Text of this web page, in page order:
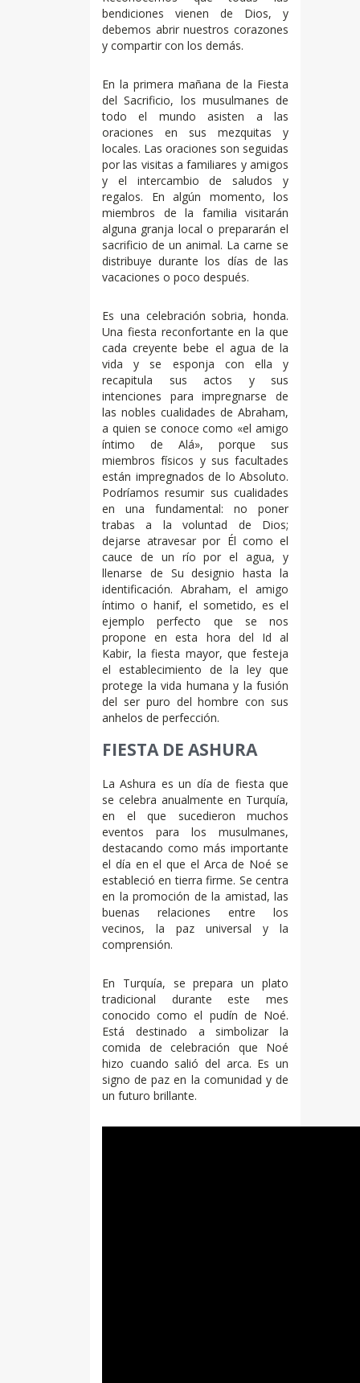
bendiciones vienen de Dios, y
debemos abrir nuestros corazones
y compartir con los demás.
En la primera mañana de la Fiesta
del Sacrificio, los musulmanes de
todo el mundo asisten a las
oraciones en sus mezquitas y
locales. Las oraciones son seguidas
por las visitas a familiares y amigos
y el intercambio de saludos y
regalos. En algún momento, los
miembros de la familia visitarán
alguna granja local o prepararán el
sacrificio de un animal. La carne se
distribuye durante los días de las
vacaciones o poco después.
Es una celebración sobria, honda.
Una fiesta reconfortante en la que
cada creyente bebe el agua de la
vida y se esponja con ella y
recapitula sus actos y sus
intenciones para impregnarse de
las nobles cualidades de Abraham,
a quien se conoce como «el amigo
íntimo de Alá», porque sus
miembros físicos y sus facultades
están impregnados de lo Absoluto.
Podríamos resumir sus cualidades
en una fundamental: no poner
trabas a la voluntad de Dios;
dejarse atravesar por Él como el
cauce de un río por el agua, y
llenarse de Su designio hasta la
identificación. Abraham, el amigo
íntimo o hanif, el sometido, es el
ejemplo perfecto que se nos
propone en esta hora del Id al
Kabir, la fiesta mayor, que festeja
el establecimiento de la ley que
protege la vida humana y la fusión
del ser puro del hombre con sus
anhelos de perfección.
FIESTA DE ASHURA
La Ashura es un día de fiesta que
se celebra anualmente en Turquía,
en el que sucedieron muchos
eventos para los musulmanes,
destacando como más importante
el día en el que el Arca de Noé se
estableció en tierra firme. Se centra
en la promoción de la amistad, las
buenas relaciones entre los
vecinos, la paz universal y la
comprensión.
En Turquía, se prepara un plato
tradicional durante este mes
conocido como el pudín de Noé.
Está destinado a simbolizar la
comida de celebración que Noé
hizo cuando salió del arca. Es un
signo de paz en la comunidad y de
un futuro brillante.